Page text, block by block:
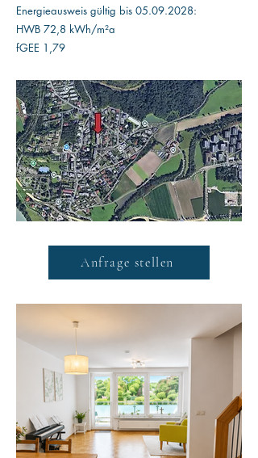
Energieausweis gültig bis 05.09.2028:
HWB 72,8 kWh/m²a
fGEE 1,79
Anfrage stellen